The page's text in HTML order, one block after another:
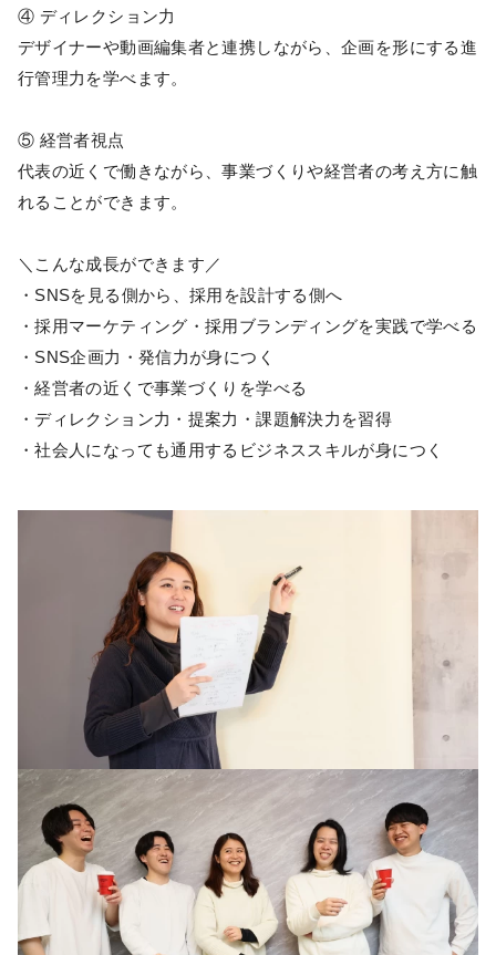
④ ディレクション力
デザイナーや動画編集者と連携しながら、企画を形にする進
行管理力を学べます。
⑤ 経営者視点
代表の近くで働きながら、事業づくりや経営者の考え方に触
れることができます。
＼こんな成長ができます／
・SNSを見る側から、採用を設計する側へ
・採用マーケティング・採用ブランディングを実践で学べる
・SNS企画力・発信力が身につく
・経営者の近くで事業づくりを学べる
・ディレクション力・提案力・課題解決力を習得
・社会人になっても通用するビジネススキルが身につく